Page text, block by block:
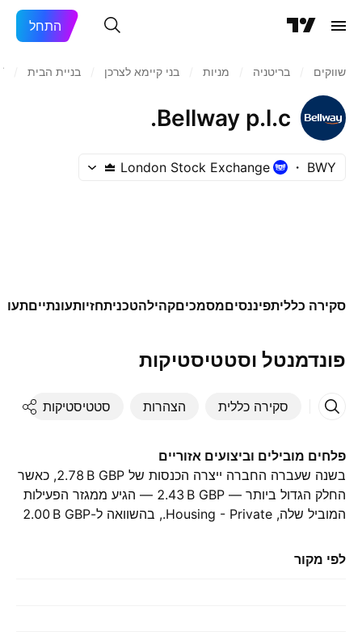
התחל
שווקים בריטניה מניות‏ בני קיימא לצרכן בניית הבית
Bellway p.l.c.
BWY
London Stock Exchange
סקירה כלליתפיננסיםמסמכיםקהילהטכניתחזיותעונתיים
פונדמנטל וסטטיסטיקות
סקירה כללית הצהרות סטטיסטיקות
פלחים מובילים וביצועים אזוריים
בשנה שעברה החברה ייצרה הכנסות של ‪2.78 B‬ GBP, כאשר
החלק הגדול ביותר — ‪2.43 B‬ GBP — הגיע ממגזר הפעילות
המוביל שלה, Housing - Private., בהשוואה ל-‪2.00 B‬ GBP
לפי מקור